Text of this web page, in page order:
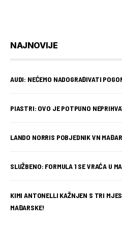
NAJNOVIJE
AUDI: NEĆEMO NADOGRAĐIVATI
PIASTRI: OVO JE POTPUNO
LANDO NORRIS POBJEDNIK VN
SLUŽBENO: FORMULA 1 SE VRAĆA U
KIMI ANTONELLI KAŽNJEN S TRI
MAĐARSKE!